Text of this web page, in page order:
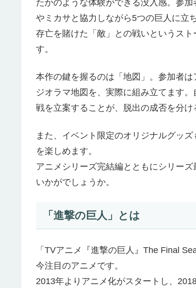
たかのような体験ができる没入感。参
やミカサと協力しながら5つの巨人に立
存亡を賭けた「敵」との戦いというス
す。
本作の鍵を握るのは「地図」。参加者
ジオラマ地図を、実際に組み立てます
戦を立案することが、脱出の成否を分け
また、イベント限定のオリジナルグッ
を楽しめます。
アニメシリーズ完結編とともにシリー
いかがでしょうか。
「進撃の巨人」とは
「TVアニメ『進撃の巨人』The Final
今注目のアニメです。
2013年よりアニメ化がスタートし、